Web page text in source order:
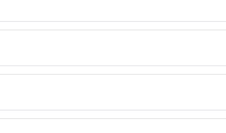
dodatkiem owoców czarnego bzu. Świetnie sprawdzą się w